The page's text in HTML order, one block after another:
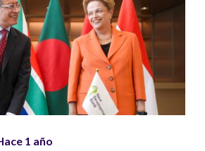
1 año